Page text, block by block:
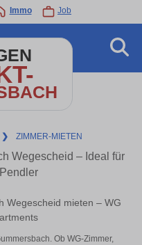
Immo Job
❯ ZIMMER-MIETEN
Wegescheid – Ideal für
Wegescheid mieten – WG
Ob WG-Zimmer,